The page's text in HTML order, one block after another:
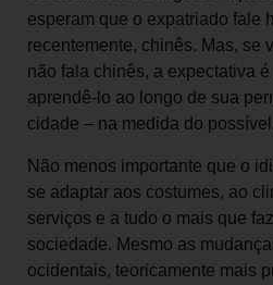
esperam que o expatriado fale
recentemente, chinês. Mas, se
não fala chinês, a expectativa
aprendê-lo ao longo de sua
cidade – na medida do
Não menos importante que o
se adaptar aos costumes, ao
serviços e a tudo o mais que
sociedade. Mesmo as
ocidentais, teoricamente mais